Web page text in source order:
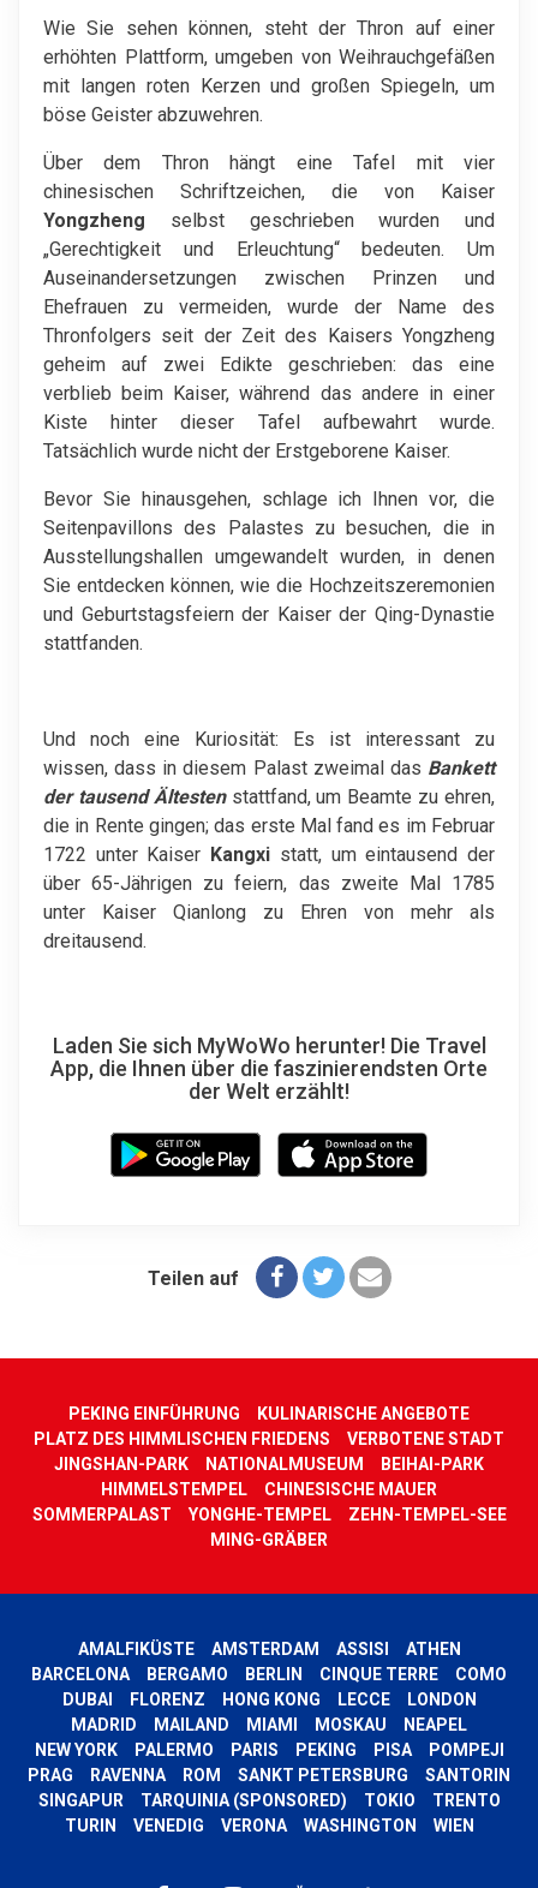
Wie Sie sehen können, steht der Thron auf einer
erhöhten Plattform, umgeben von Weihrauchgefäßen
mit langen roten Kerzen und großen Spiegeln, um
böse Geister abzuwehren.
Über dem Thron hängt eine Tafel mit vier
chinesischen Schriftzeichen, die von Kaiser
Yongzheng selbst geschrieben wurden und
„Gerechtigkeit und Erleuchtung“ bedeuten. Um
Auseinandersetzungen zwischen Prinzen und
Ehefrauen zu vermeiden, wurde der Name des
Thronfolgers seit der Zeit des Kaisers Yongzheng
geheim auf zwei Edikte geschrieben: das eine
verblieb beim Kaiser, während das andere in einer
Kiste hinter dieser Tafel aufbewahrt wurde.
Tatsächlich wurde nicht der Erstgeborene Kaiser.
Bevor Sie hinausgehen, schlage ich Ihnen vor, die
Seitenpavillons des Palastes zu besuchen, die in
Ausstellungshallen umgewandelt wurden, in denen
Sie entdecken können, wie die Hochzeitszeremonien
und Geburtstagsfeiern der Kaiser der Qing-Dynastie
stattfanden.
Und noch eine Kuriosität: Es ist interessant zu
wissen, dass in diesem Palast zweimal das Bankett
der tausend Ältestenstattfand, um Beamte zu ehren,
die in Rente gingen; das erste Mal fand es im Februar
1722 unter Kaiser Kangxi statt, um eintausend der
über 65-Jährigen zu feiern, das zweite Mal 1785
unter Kaiser Qianlong zu Ehren von mehr als
dreitausend.
Laden Sie sich MyWoWo herunter! Die Travel
App, die Ihnen über die faszinierendsten Orte
der Welt erzählt!
Teilen auf
PEKING EINFÜHRUNG
KULINARISCHE ANGEBOTE
PLATZ DES HIMMLISCHEN FRIEDENS
VERBOTENE STADT
JINGSHAN-PARK
NATIONALMUSEUM
BEIHAI-PARK
HIMMELSTEMPEL
CHINESISCHE MAUER
SOMMERPALAST
YONGHE-TEMPEL
ZEHN-TEMPEL-SEE
MING-GRÄBER
AMALFIKÜSTE AMSTERDAM ASSISI
ATHEN
BARCELONA
BERGAMO BERLIN CINQUE TERRE
COMO
DUBAI
FLORENZ HONG KONG LECCE
LONDON
MADRID
MAILAND MIAMI MOSKAU
NEAPEL
NEW YORK
PALERMO PARIS PEKING PISA
POMPEJI
PRAG
RAVENNA ROM SANKT PETERSBURG
SANTORIN
SINGAPUR
TARQUINIA (SPONSORED) TOKIO
TRENTO
TURIN
VENEDIG VERONA WASHINGTON WIEN